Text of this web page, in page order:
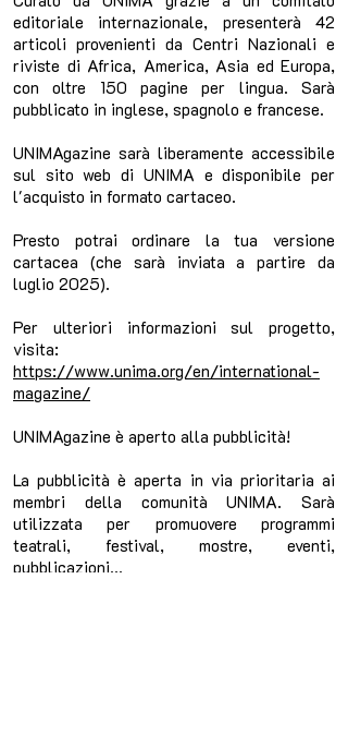
editoriale internazionale, presenterà 42
articoli provenienti da Centri Nazionali e
riviste di Africa, America, Asia ed Europa,
con oltre 150 pagine per lingua. Sarà
pubblicato in inglese, spagnolo e francese.
UNIMAgazine sarà liberamente accessibile
sul sito web di UNIMA e disponibile per
l'acquisto in formato cartaceo.
Presto potrai ordinare la tua versione
cartacea (che sarà inviata a partire da
luglio 2025).
Per ulteriori informazioni sul progetto,
visita:
https://www.unima.org/en/international-
magazine/
UNIMAgazine è aperto alla pubblicità!
La pubblicità è aperta in via prioritaria ai
membri della comunità UNIMA. Sarà
utilizzata per promuovere programmi
teatrali, festival, mostre, eventi,
pubblicazioni...